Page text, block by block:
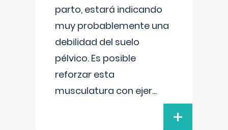
parto, estará indicando
muy probablemente una
debilidad del suelo
pélvico. Es posible
reforzar esta
musculatura con ejer...
+